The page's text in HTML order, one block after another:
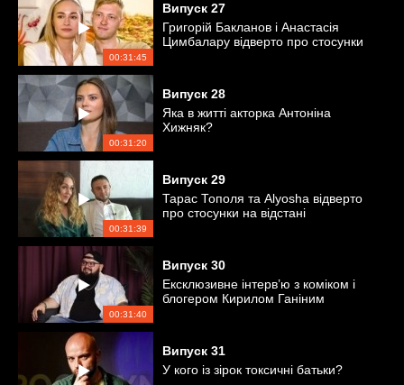
00:31:45
Випуск 27
Григорій Бакланов і Анастасія
Цимбалару відверто про стосунки
00:31:20
Випуск 28
Яка в житті акторка Антоніна
Хижняк?
00:31:39
Випуск 29
Тарас Тополя та Alyosha відверто
про стосунки на відстані
00:31:40
Випуск 30
Ексклюзивне інтерв’ю з коміком і
блогером Кирилом Ганіним
Випуск 31
У кого із зірок токсичні батьки?